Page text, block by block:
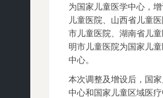
为国家儿童医学中心，
儿童医院、山西省儿童
市儿童医院、湖南省儿
明市儿童医院为国家儿
中心。
本次调整及增设后，国
中心和国家儿童区域医